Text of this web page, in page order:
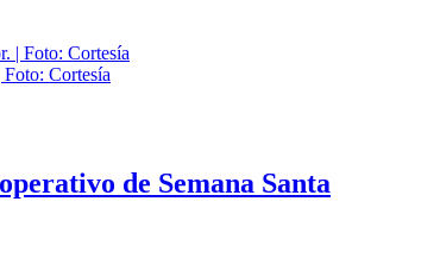
Cortesía
de Semana Santa